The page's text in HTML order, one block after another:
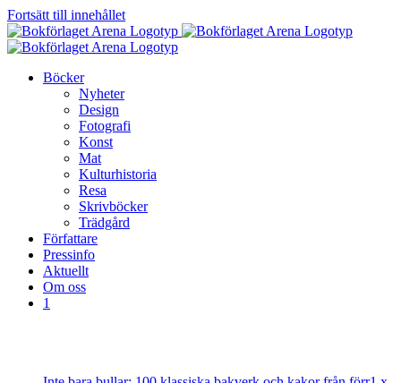
Fortsätt till innehållet
Böcker
Nyheter
Design
Fotografi
Konst
Mat
Kulturhistoria
Resa
Skrivböcker
Trädgård
Författare
Pressinfo
Aktuellt
Om oss
1